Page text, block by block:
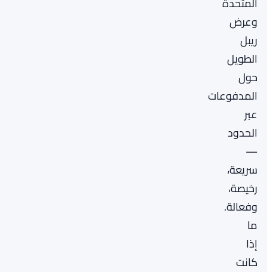
وعرض
ريبل
الطويل
حول
المدفوعات
عبر
الحدود
—
سريعة،
رخيصة،
وفعالة.
ما
إذا
كانت